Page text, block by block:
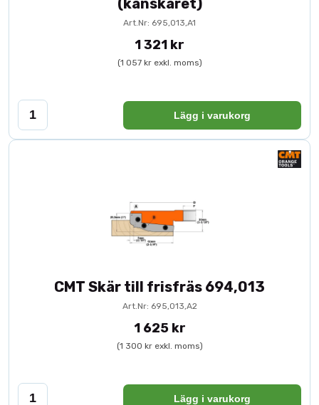
Tekniska specifikationer
Varumärke: CMT
(kanskäret)
Art.Nr: 695,013,A1
1 321 kr
(1 057 kr exkl. moms)
Lägg i varukorg
CMT Skär till frisfräs 694,013
Art.Nr: 695,013,A2
1 625 kr
(1 300 kr exkl. moms)
Lägg i varukorg